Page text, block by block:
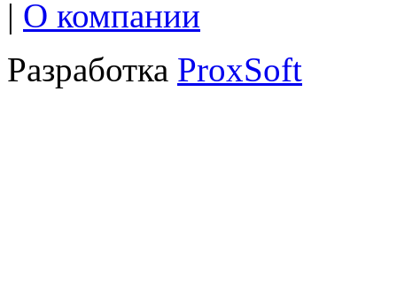
| О компании
Разработка ProxSoft